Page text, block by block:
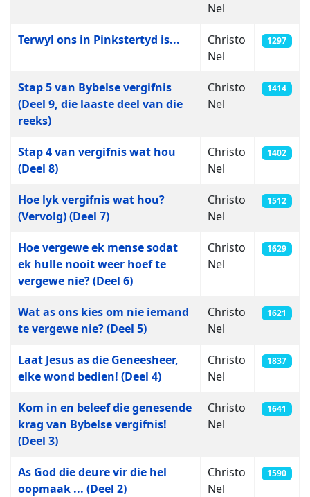
Nel
Terwyl ons in Pinkstertyd is...
Christo
Nel
1297
Stap 5 van Bybelse vergifnis
(Deel 9, die laaste deel van die
reeks)
Christo
Nel
1414
Stap 4 van vergifnis wat hou
(Deel 8)
Christo
Nel
1402
Hoe lyk vergifnis wat hou?
(Vervolg) (Deel 7)
Christo
Nel
1512
Hoe vergewe ek mense sodat
ek hulle nooit weer hoef te
vergewe nie? (Deel 6)
Christo
Nel
1629
Wat as ons kies om nie iemand
te vergewe nie? (Deel 5)
Christo
Nel
1621
Laat Jesus as die Geneesheer,
elke wond bedien! (Deel 4)
Christo
Nel
1837
Kom in en beleef die genesende
krag van Bybelse vergifnis!
(Deel 3)
Christo
Nel
1641
As God die deure vir die hel
oopmaak ... (Deel 2)
Christo
Nel
1590